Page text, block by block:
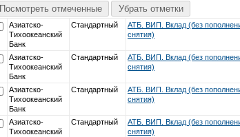
Посмотреть отмеченные Убрать отметки
Азиатско-
Тихоокеанский
Банк
Стандартный
АТБ. ВИП. Вклад (без
снятия)
Азиатско-
Тихоокеанский
Банк
Стандартный
АТБ. ВИП. Вклад (без
снятия)
Азиатско-
Тихоокеанский
Банк
Стандартный
АТБ. ВИП. Вклад (без
снятия)
Азиатско-
Тихоокеанский
Стандартный
АТБ. ВИП. Вклад (без
снятия)